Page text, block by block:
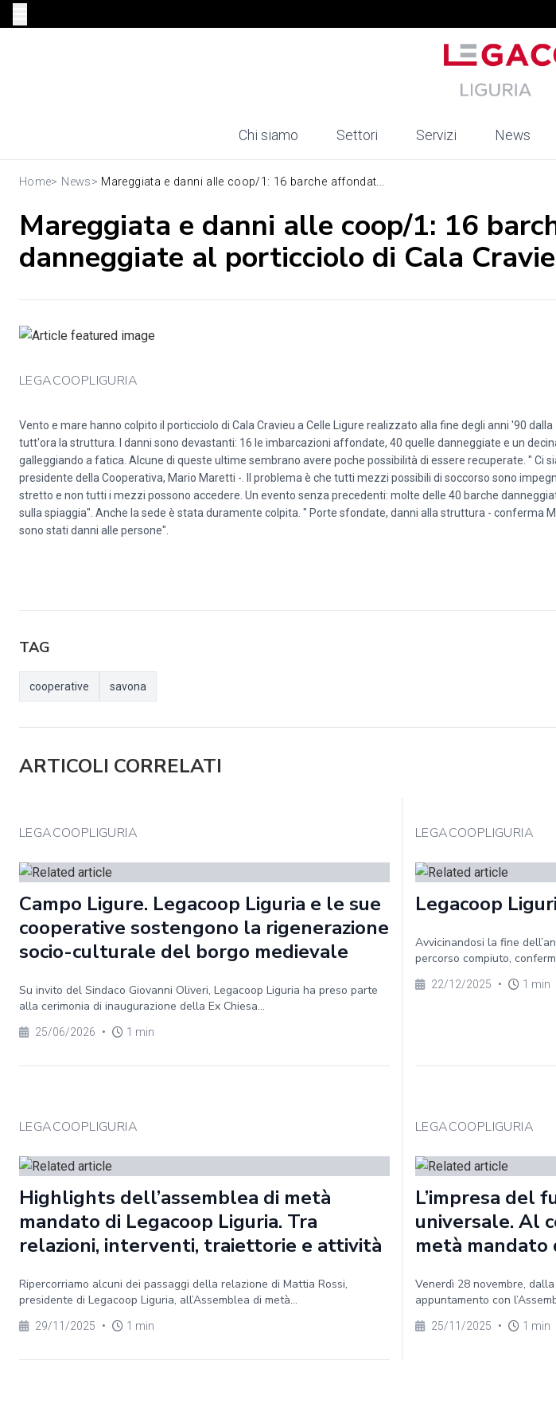
Chi siamo Settori Servizi News
Home> News> Mareggiata e danni alle coop/1: 16 barche affondat...
Mareggiata e danni alle coop/1: 16
danneggiate al porticciolo di Cala
LEGACOOPLIGURIA
Vento e mare hanno colpito il porticciolo di Cala Cravieu a Celle Ligure realizzato alla fine degli anni '90 dalla
tutt'ora la struttura. I danni sono devastanti: 16 le imbarcazioni affondate, 40 quelle danneggiate e un
galleggiando a fatica. Alcune di queste ultime sembrano avere poche possibilità di essere recuperate. " Ci
presidente della Cooperativa, Mario Maretti -. Il problema è che tutti mezzi possibili di soccorso sono
stretto e non tutti i mezzi possono accedere. Un evento senza precedenti: molte delle 40 barche
sulla spiaggia". Anche la sede è stata duramente colpita. " Porte sfondate, danni alla struttura - conferma
sono stati danni alle persone".
TAG
cooperative savona
ARTICOLI CORRELATI
LEGACOOPLIGURIA
Campo Ligure. Legacoop Liguria e le sue
cooperative sostengono la rigenerazione
socio-culturale del borgo medievale
Su invito del Sindaco Giovanni Oliveri, Legacoop Liguria ha preso parte
alla cerimonia di inaugurazione della Ex Chiesa...
25/06/2026 • 1 min
LEGACOOPLIGURIA
Legacoop
Avvicinandosi la fine
percorso compiuto,
22/12/2025 • 1 min
LEGACOOPLIGURIA
Highlights dell’assemblea di metà
mandato di Legacoop Liguria. Tra
relazioni, interventi, traiettorie e attività
Ripercorriamo alcuni dei passaggi della relazione di Mattia Rossi,
presidente di Legacoop Liguria, all’Assemblea di metà...
29/11/2025 • 1 min
LEGACOOPLIGURIA
L’impresa del
universale. Al
metà mandato
Venerdì 28 novembre,
appuntamento con
25/11/2025 • 1 min